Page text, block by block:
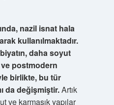
nazil isnat hala
kullanılmaktadır.
daha soyut
postmodern
birlikte, bu tür
da değişmiştir.Artık
ve karmaşık yapılar